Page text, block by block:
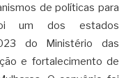
de políticas para
um dos estados
do Ministério das
e fortalecimento de